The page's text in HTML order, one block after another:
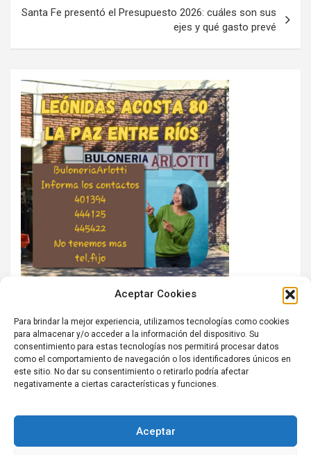
Aceptar Cookies
Para brindar la mejor experiencia, utilizamos tecnologías como cookies
para almacenar y/o acceder a la información del dispositivo. Su
consentimiento para estas tecnologías nos permitirá procesar datos
como el comportamiento de navegación o los identificadores únicos en
este sitio. No dar su consentimiento o retirarlo podría afectar
negativamente a ciertas características y funciones.
Aceptar
Santa Fe presentó el Presupuesto 2026: cuáles son sus
ejes y qué gasto prevé